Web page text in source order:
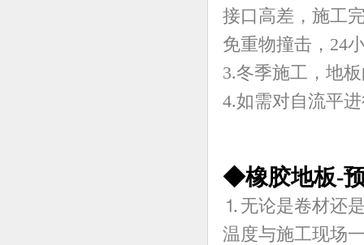
接口高差，施工
免重物撞击，24
3.冬季施工，地
4.如需对自流平
◆橡胶地板-
⒈无论是卷材还
温度与施工现场